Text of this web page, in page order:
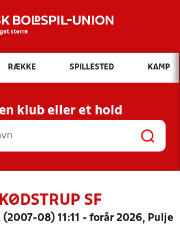
Hvad vil du søge efter?
INDHOLD OG NYHEDER
RESULTATER, KLUBBER OG
HOLD
RÆKKE SPILLESTED KAMP
klub eller et hold
SF
(2007-08) 11:11 - forår 2026, Pulje